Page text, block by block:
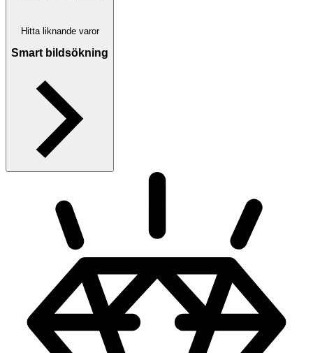
Hitta liknande varor
Smart bildsökning